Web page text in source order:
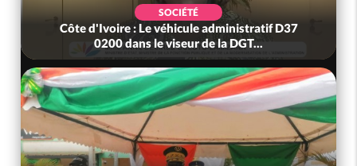
SOCIÉTÉ
Côte d'Ivoire : Le véhicule administratif D37
0200 dans le viseur de la DGT...